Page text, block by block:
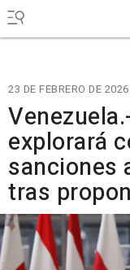
23 DE FEBRERO DE 2026
explorará
sanciones
tras